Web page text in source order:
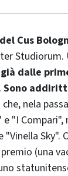
Cus
Studiorum.
dalle
Sono
nela
"I Compari",
Sky".
(una